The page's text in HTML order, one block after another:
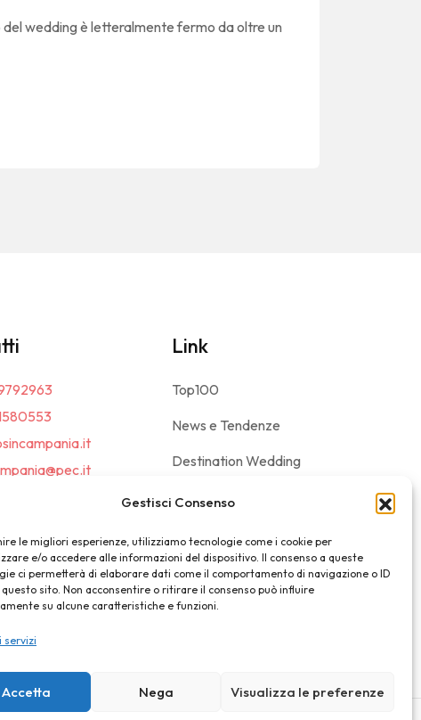
Gestisci Consenso
le migliori esperienze, utilizziamo tecnologie come i cookie per
e/o accedere alle informazioni del dispositivo. Il consenso a queste
ci permetterà di elaborare dati come il comportamento di navigazione o ID
questo sito. Non acconsentire o ritirare il consenso può influire
su alcune caratteristiche e funzioni.
servizi
Accetta Nega Visualizza le preferenze
del wedding è letteralmente fermo da oltre un
Link
Top100
News e Tendenze
Destination Wedding
Magazine